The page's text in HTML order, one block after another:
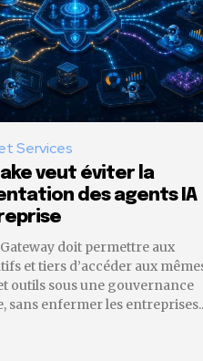
Services
veut éviter la
des agents IA
doit permettre aux
et tiers d’accéder aux
outils sous une gouvernance
sans enfermer les